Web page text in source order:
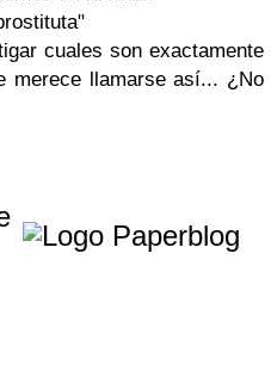
cuales son exactamente
merece llamarse así... ¿No